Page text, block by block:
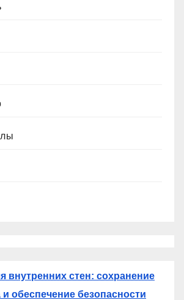
внутренних стен: сохранение
и обеспечение безопасности